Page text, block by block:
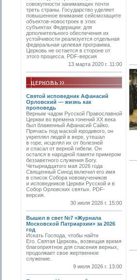
совокупности занимающих почти
треть страны. Государство уделяет
повышенное внимание сейсмозащите
объектов-новостроек в этих
субъектах Федерации: для
дополнительного обеспечения их
устойчивости реализуется отдельная
федеральная целевая программа.
Церковь не остается в стороне от
этого процесса. PDF-версия
13 марта 2020 г. 11:00
Святой исповедник Афанасий
Орловский — жизнь как
проповедь
Верным чадом Русской Православной
Церкви во времена гонений XX века
был блаженный Афанасий Сайко.
Прячась под маской юродивого, он
укреплял людей в вере, утешал
в горе, исцелял их от болезней
и спасал от верной гибели. Он
остался в народной памяти примером
беззаветного служения Богу.
Четырнадцатого мая 2026 года
Священный Синод включил его имя
в список Собора новомучеников
и исповедников Церкви Русской и в
Собор Орловских святых. PDF-
версия.
30 июля 2026 г. 15:00
Вышел в свет №7 «Журнала
Московской Патриархии» за 2026
год
Искать Господа, чтобы найти
Его. Святая Церковь, возвещая время
благоприятное для спасения верных,
продолжает свое жертвенное
служение.
9 июля 2026 г. 13:00